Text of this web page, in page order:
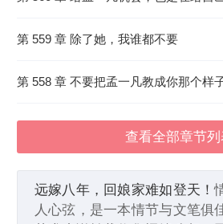
第 559 章 除了她，我谁都不要
第 558 章 不要把孟一凡教成你那个样
查看全部章节列
远嫁八年，回娘家难如登天！
人心弦，是一本情节与文笔俱